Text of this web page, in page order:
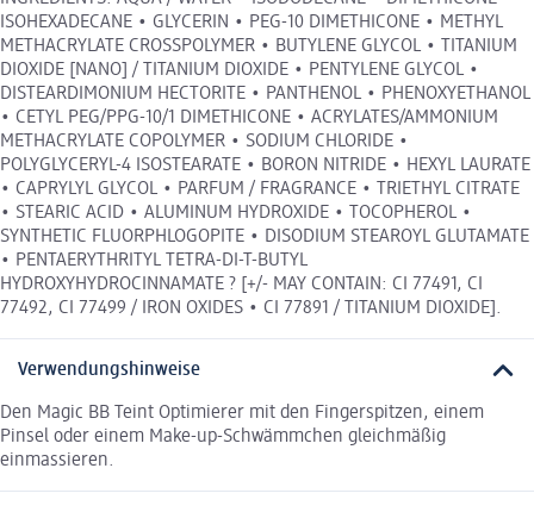
ISOHEXADECANE • GLYCERIN • PEG-10 DIMETHICONE • METHYL
METHACRYLATE CROSSPOLYMER • BUTYLENE GLYCOL • TITANIUM
DIOXIDE [NANO] / TITANIUM DIOXIDE • PENTYLENE GLYCOL •
DISTEARDIMONIUM HECTORITE • PANTHENOL • PHENOXYETHANOL
• CETYL PEG/PPG-10/1 DIMETHICONE • ACRYLATES/AMMONIUM
METHACRYLATE COPOLYMER • SODIUM CHLORIDE •
POLYGLYCERYL-4 ISOSTEARATE • BORON NITRIDE • HEXYL LAURATE
• CAPRYLYL GLYCOL • PARFUM / FRAGRANCE • TRIETHYL CITRATE
• STEARIC ACID • ALUMINUM HYDROXIDE • TOCOPHEROL •
SYNTHETIC FLUORPHLOGOPITE • DISODIUM STEAROYL GLUTAMATE
• PENTAERYTHRITYL TETRA-DI-T-BUTYL
HYDROXYHYDROCINNAMATE ? [+/- MAY CONTAIN: CI 77491, CI
77492, CI 77499 / IRON OXIDES • CI 77891 / TITANIUM DIOXIDE].
Verwendungshinweise
Den Magic BB Teint Optimierer mit den Fingerspitzen, einem
Pinsel oder einem Make-up-Schwämmchen gleichmäßig
einmassieren.